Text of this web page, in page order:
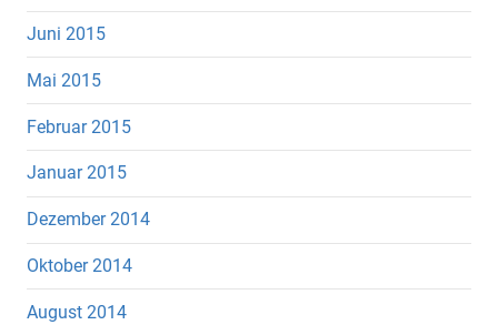
Juni 2015
Mai 2015
Februar 2015
Januar 2015
Dezember 2014
Oktober 2014
August 2014